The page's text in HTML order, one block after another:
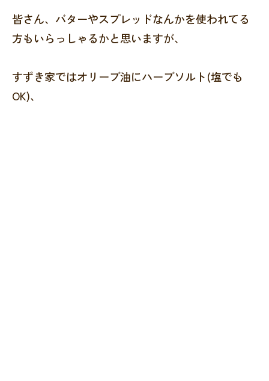
皆さん、バターやスプレッドなんかを使われてる
方もいらっしゃるかと思いますが、
すずき家ではオリーブ油にハーブソルト(塩でも
OK)、